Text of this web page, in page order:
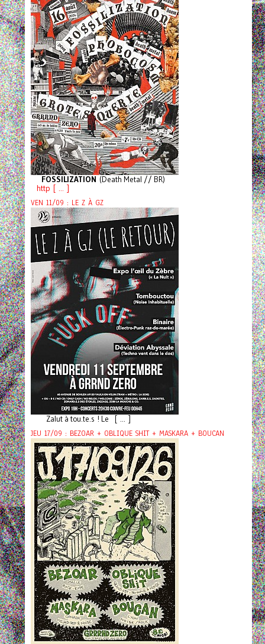
FOSSILIZATION (Death Metal // BR)
http [ ... ]
VEN 11/09 : LE Z À GZ
Zalut à tou.te.s ! Le [ ... ]
JEU 17/09 : BEZOAR + OBLIQUE SHIT + MASKARA + BOUCAN